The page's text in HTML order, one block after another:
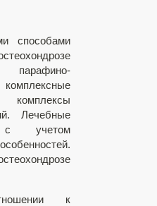
способами
парафино-
Лечебные
с учетом
к